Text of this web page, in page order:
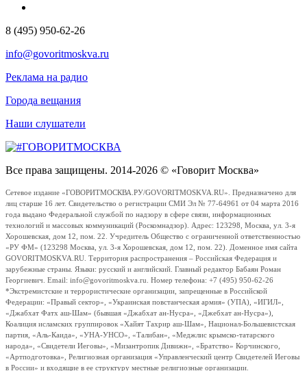
8 (495) 950-62-26
info@govoritmoskva.ru
Реклама на радио
Города вещания
Наши слушатели
Все права защищены. 2014-2026 © «Говорит Москва»
Сетевое издание «ГОВОРИТМОСКВА.РУ/GOVORITMOSKVA.RU». Предназначено для
лиц старше 16 лет. Свидетельство о регистрации СМИ Эл № 77-64961 от 04 марта 2016
года выдано Федеральной службой по надзору в сфере связи, информационных
технологий и массовых коммуникаций (Роскомнадзор). Адрес: 123298, Москва, ул. 3-я
Хорошевская, дом 12, пом. 22. Учредитель Общество с ограниченной ответственностью
«РУ ФМ» (123298 Москва, ул. 3-я Хорошевская, дом 12, пом. 22). Доменное имя сайта
GOVORITMOSKVA.RU. Территория распространения – Российская Федерация и
зарубежные страны. Языки: русский и английский. Главный редактор Бабаян Роман
Георгиевич. Email: info@govoritmoskva.ru. Номер телефона: +7 (495) 950-62-26
*Экстремистские и террористические организации, запрещенные в Российской
Федерации: «Правый сектор», «Украинская повстанческая армия» (УПА), «ИГИЛ»,
«Джабхат Фатх аш-Шам» (бывшая «Джабхат ан-Нусра», «Джебхат ан-Нусра»),
Коалиция исламских группировок «Хайят Тахрир аш-Шам», Национал-Большевистская
партия, «Аль-Каида», «УНА-УНСО», «Талибан», «Меджлис крымско-татарского
народа», «Свидетели Иеговы», «Мизантропик Дивижн», «Братство» Корчинского,
«Артподготовка», Религиозная организация «Управленческий центр Свидетелей Иеговы
в России» и входящие в ее структуру местные религиозные организации.